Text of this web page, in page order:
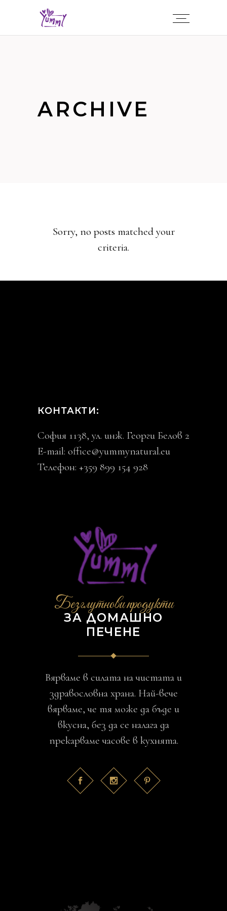
ARCHIVE
Sorry, no posts matched your
criteria.
КОНТАКТИ:
София 1138, ул. инж. Георги Белов 2
E-mail: office@yummynatural.eu
Телефон: +359 899 154 928
Безглутнови продукти
ЗА ДОМАШНО
ПЕЧЕНЕ
Вярваме в силата на чистата и
здравословна храна. Най-вече
вярваме, че тя може да бъде и
вкусна, без да се налага да
прекарваме часове в кухнята.